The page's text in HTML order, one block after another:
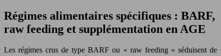
Régimes alimentaires spécifiques : BARF,
raw feeding et supplémentation en AGE
Les régimes crus de type BARF ou « raw feeding » séduisent de